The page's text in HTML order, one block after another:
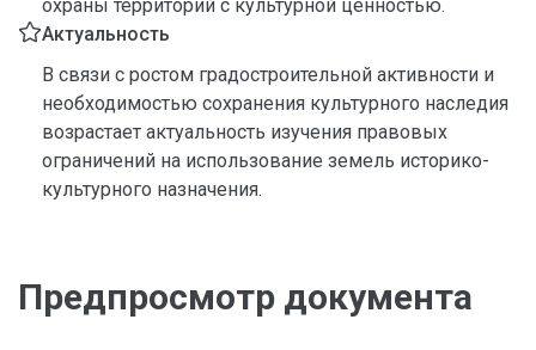
охраны территорий с культурной ценностью.
Актуальность
В связи с ростом градостроительной активности и
необходимостью сохранения культурного наследия
возрастает актуальность изучения правовых
ограничений на использование земель историко-
культурного назначения.
Предпросмотр документа